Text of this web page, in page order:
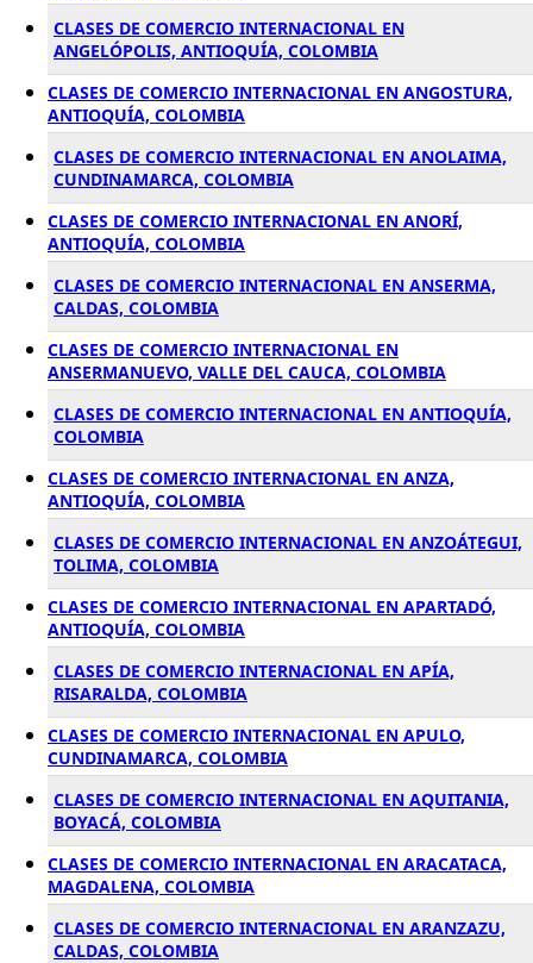
CLASES DE COMERCIO INTERNACIONAL EN
ANGELÓPOLIS, ANTIOQUÍA, COLOMBIA
CLASES DE COMERCIO INTERNACIONAL EN ANGOSTURA,
ANTIOQUÍA, COLOMBIA
CLASES DE COMERCIO INTERNACIONAL EN ANOLAIMA,
CUNDINAMARCA, COLOMBIA
CLASES DE COMERCIO INTERNACIONAL EN ANORÍ,
ANTIOQUÍA, COLOMBIA
CLASES DE COMERCIO INTERNACIONAL EN ANSERMA,
CALDAS, COLOMBIA
CLASES DE COMERCIO INTERNACIONAL EN
ANSERMANUEVO, VALLE DEL CAUCA, COLOMBIA
CLASES DE COMERCIO INTERNACIONAL EN ANTIOQUÍA,
COLOMBIA
CLASES DE COMERCIO INTERNACIONAL EN ANZA,
ANTIOQUÍA, COLOMBIA
CLASES DE COMERCIO INTERNACIONAL EN ANZOÁTEGUI,
TOLIMA, COLOMBIA
CLASES DE COMERCIO INTERNACIONAL EN APARTADÓ,
ANTIOQUÍA, COLOMBIA
CLASES DE COMERCIO INTERNACIONAL EN APÍA,
RISARALDA, COLOMBIA
CLASES DE COMERCIO INTERNACIONAL EN APULO,
CUNDINAMARCA, COLOMBIA
CLASES DE COMERCIO INTERNACIONAL EN AQUITANIA,
BOYACÁ, COLOMBIA
CLASES DE COMERCIO INTERNACIONAL EN ARACATACA,
MAGDALENA, COLOMBIA
CLASES DE COMERCIO INTERNACIONAL EN ARANZAZU,
CALDAS, COLOMBIA